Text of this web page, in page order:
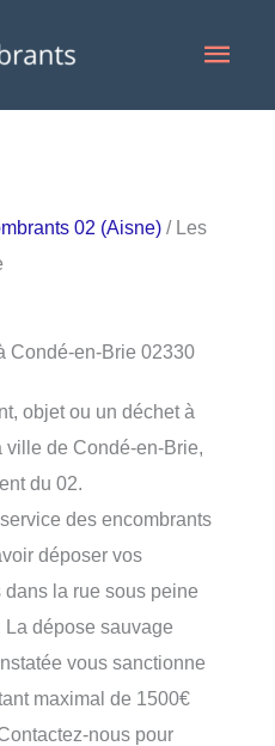
02 (Aisne) / Les
Condé-en-Brie 02330
objet ou un déchet à
ville de Condé-en-Brie,
du 02.
des encombrants
déposer vos
la rue sous peine
dépose sauvage
vous sanctionne
maximal de 1500€
nous pour